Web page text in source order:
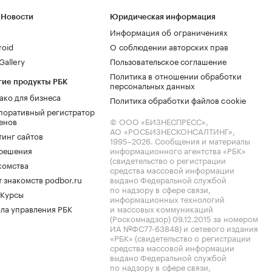
продукты РБК
для бизнеса
регистратор
сайтов
знакомств podbor.ru
управления РБК
Юридическая информация
Информация об ограничениях
О соблюдении авторских прав
Пользовательское соглашение
Политика в отношении обработки
персональных данных
Политика обработки файлов cookie
© ООО «БИЗНЕСПРЕСС»,
АО «РОСБИЗНЕСКОНСАЛТИНГ»,
1995–2026. Сообщения и материалы
информационного агентства «РБК»
(свидетельство о регистрации
средства массовой информации
выдано Федеральной службой
по надзору в сфере связи,
информационных технологий
и массовых коммуникаций
(Роскомнадзор) 09.12.2015 за номером
ИА №ФС77-63848) и сетевого издания
«РБК» (свидетельство о регистрации
средства массовой информации
выдано Федеральной службой
по надзору в сфере связи,